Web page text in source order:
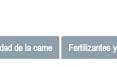
de la carne Fertilizantes